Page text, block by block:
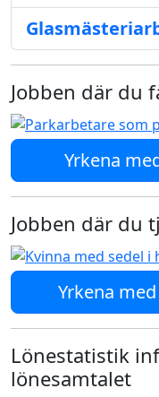
Jobben där du
Yrkena
Jobben där du
Yrkena
Lönestatistik
lönesamtalet